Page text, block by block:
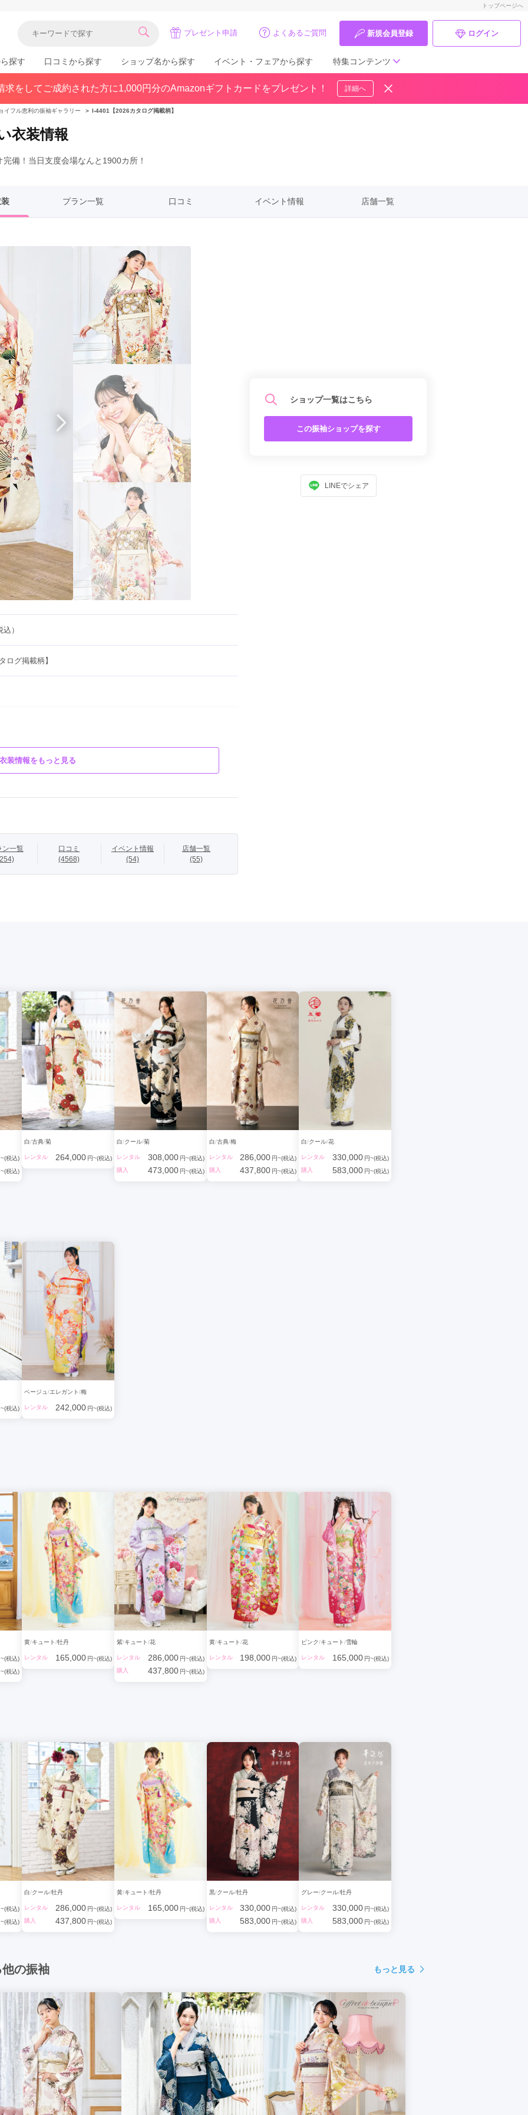
トップページへ
プレゼント申請 よくあるご質問 新規会員登録 ログイン
県(30)
関東
東京都(383)
千葉県(183)
茨城県(93)
(80)
岡山県(69)
山口県(60)
(51)
九州／沖縄
福岡県(160) 熊本県(67)
長崎県(44)
佐賀県(25)
大分県(36)
宮崎県(41)
沖縄県(40)
探す 口コミから探す ショップ名から探す イベント・フェアから探す 特集コンテンツ
振袖ブランド特集
をしてご成約された方に1,000円分のAmazonギフトカードをプレゼント！ 詳細へ
イフル恵利の振袖ギャラリー ＞ I-4401【2026カタログ掲載柄】
衣装情報
備！当日支度会場なんと1900カ所！
プラン一覧 口コミ イベント情報 店舗一覧
）
ログ掲載柄】
叶える振袖
衣装情報をもっと見る
ン一覧
口コミ
(4568)
イベント情報
(54)
店舗一覧
(55)
ショップ一覧はこちら
この振袖ショップを探す
LINEでシェア
税込)
税込)
白 古典 菊
レンタル 264,000 円~(税込)
白 クール 菊
レンタル 308,000 円~(税込)
購入
473,000 円~(税込)
白 古典 梅
レンタル 286,000 円~(税込)
購入
437,800 円~(税込)
白 クール 花
レンタル 330,000 円~(税込)
購入
583,000 円~(税込)
税込)
ベージュ エレガント 梅
レンタル 242,000 円~(税込)
税込)
税込)
黄 キュート 牡丹
レンタル 165,000 円~(税込)
紫 キュート 花
レンタル 286,000 円~(税込)
購入
437,800 円~(税込)
黄 キュート 花
レンタル 198,000 円~(税込)
ピンク キュート 雪輪
レンタル 165,000 円~(税込)
税込)
税込)
白 クール 牡丹
レンタル 286,000 円~(税込)
購入
437,800 円~(税込)
黄 キュート 牡丹
レンタル 165,000 円~(税込)
黒 クール 牡丹
レンタル 330,000 円~(税込)
購入
583,000 円~(税込)
グレー クール 牡丹
レンタル 330,000 円~(税込)
購入
583,000 円~(税込)
の振袖 もっと見る